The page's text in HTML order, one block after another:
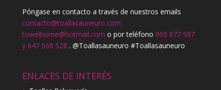
Póngase en contacto a través de nuestros emails
contacto@toallasauneuro.com
towelhome@hotmail.com o por teléfono 900 877 987
y 647 568 528 . @Toallasauneuro #Toallasauneuro
ENLACES DE INTERÉS